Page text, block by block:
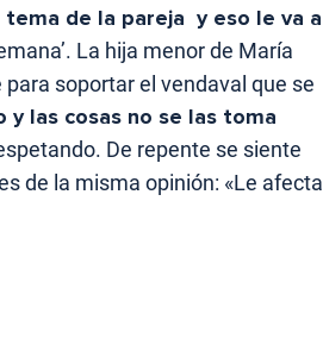
de la pareja y eso le va a
La hija menor de María
soportar el vendaval que se
y las cosas no se las toma
De repente se siente
de la misma opinión: «Le afecta